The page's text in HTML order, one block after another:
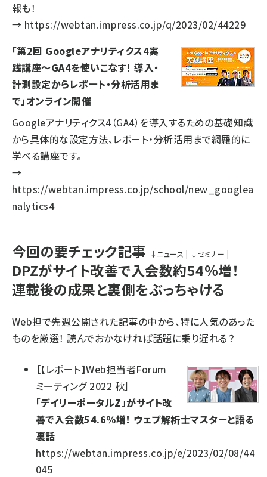
報も！
→ https://webtan.impress.co.jp/q/2023/02/44229
「第2回 Googleアナリティクス4実
践講座～GA4を使いこなす！ 導入・
計測設定からレポート・分析活用ま
で」オンライン開催
Googleアナリティクス4（GA4）を導入するための基礎知識
から具体的な設定方法、レポート・分析活用まで網羅的に
学べる講座です。
→
https://webtan.impress.co.jp/school/new_googlea
nalytics4
今回の要チェック記事 ↓ ニュース | ↓ セミナー |
DPZがサイト改善で入会数約54％増！
連載後の成果と裏側をぶっちゃける
Web担で先週公開された記事の中から、特に人気のあった
ものを厳選！ 読んでおかなければ話題に乗り遅れる？
［【レポート】Web担当者Forum
ミーティング 2022 秋］
「デイリーポータルZ」がサイト改
善で入会数54.6％増！ ウェブ解析士マスターと語る
裏話
https://webtan.impress.co.jp/e/2023/02/08/44
045